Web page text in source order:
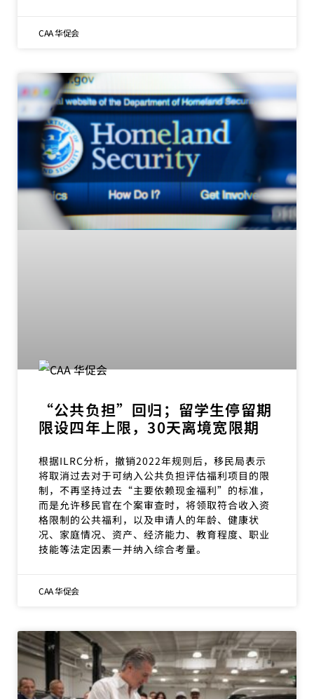
CAA 华促会
“公共负担”回归；留学生停留期
限设四年上限，30天离境宽限期
根据ILRC分析，撤销2022年规则后，移民局表示
将取消过去对于可纳入公共负担评估福利项目的限
制，不再坚持过去“主要依赖现金福利”的标准，
而是允许移民官在个案审查时，将领取符合收入资
格限制的公共福利，以及申请人的年龄、健康状
况、家庭情况、资产、经济能力、教育程度、职业
技能等法定因素一并纳入综合考量。
CAA 华促会